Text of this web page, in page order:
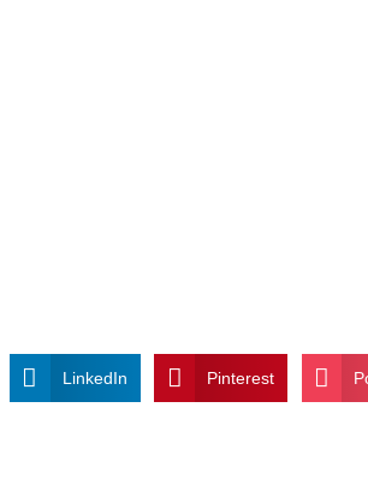
LinkedIn Pinterest